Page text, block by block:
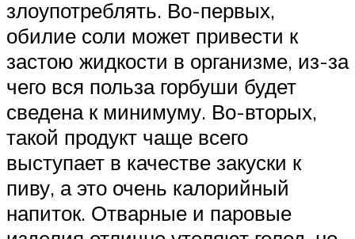
злоупотреблять. Во-первых,
обилие соли может привести к
застою жидкости в организме, из-за
чего вся польза горбуши будет
сведена к минимуму. Во-вторых,
такой продукт чаще всего
выступает в качестве закуски к
пиву, а это очень калорийный
напиток. Отварные и паровые